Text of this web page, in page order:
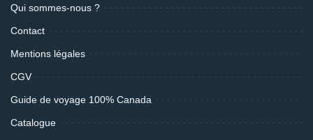
Qui sommes-nous ?
Contact
Mentions légales
CGV
Guide de voyage 100% Canada
Catalogue